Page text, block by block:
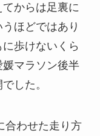
からは足裏に
ほどではあり
歩けないくら
マラソン後半
した。
合わせた走り方